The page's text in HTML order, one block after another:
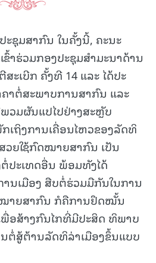
ະຊຸມສາກົນ ໃນຄັ້ງນີ້, ຄະນະ
າຮ່ວມກອງປະຊຸມສໍາມະນາດ້ານ
ະເບີກ ຄັ້ງທີ 14 ແລະ ໄດ້ປະ
າຕໍ່ສະພາບການສາກົນ ແລະ
ມຜັນແປໄປຢ່າງສະຫຼັບ
ເຖິງການເຄື່ອນໄຫວຂອງລັດທິ
ຍໃຊ້ກົດໝາຍສາກົນ ເປັນ
ປະເທດອື່ນ ພ້ອມທັງໄດ້
ນເມືອງ ສືບຕໍ່ຮ່ວມມືກັນໃນການ
ໝາຍສາກົນ ກໍຄືການຢຶດໝັ້ນ
ອສ້າງກົນໄກທີ່ມີປະສິດ ທິພາບ
ຕໍ່ສູ້ຕ້ານລັດທິລ່າເມືອງຂຶ້ນແບບ